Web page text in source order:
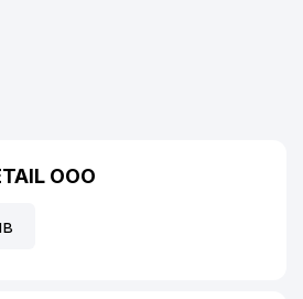
ООО